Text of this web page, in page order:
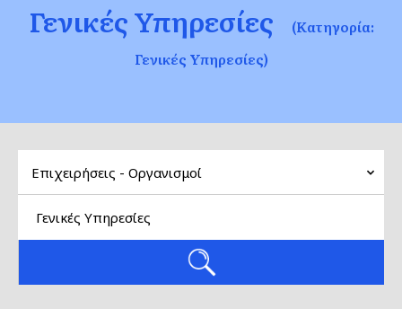
Γενικές Υπηρεσίες
(Κατηγορία:
Γενικές Υπηρεσίες)